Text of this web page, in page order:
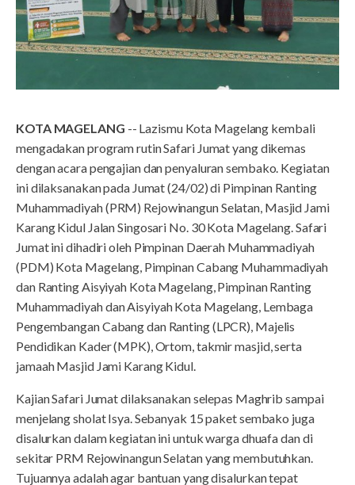
KOTA MAGELANG -- Lazismu Kota Magelang kembali
mengadakan program rutin Safari Jumat yang dikemas
dengan acara pengajian dan penyaluran sembako. Kegiatan
ini dilaksanakan pada Jumat (24/02) di Pimpinan Ranting
Muhammadiyah (PRM) Rejowinangun Selatan, Masjid Jami
Karang Kidul Jalan Singosari No. 30 Kota Magelang. Safari
Jumat ini dihadiri oleh Pimpinan Daerah Muhammadiyah
(PDM) Kota Magelang, Pimpinan Cabang Muhammadiyah
dan Ranting Aisyiyah Kota Magelang, Pimpinan Ranting
Muhammadiyah dan Aisyiyah Kota Magelang, Lembaga
Pengembangan Cabang dan Ranting (LPCR), Majelis
Pendidikan Kader (MPK), Ortom, takmir masjid, serta
jamaah Masjid Jami Karang Kidul.
Kajian Safari Jumat dilaksanakan selepas Maghrib sampai
menjelang sholat Isya. Sebanyak 15 paket sembako juga
disalurkan dalam kegiatan ini untuk warga dhuafa dan di
sekitar PRM Rejowinangun Selatan yang membutuhkan.
Tujuannya adalah agar bantuan yang disalurkan tepat